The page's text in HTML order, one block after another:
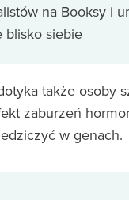
na Booksy i
blisko siebie
także osoby
zaburzeń
w genach.